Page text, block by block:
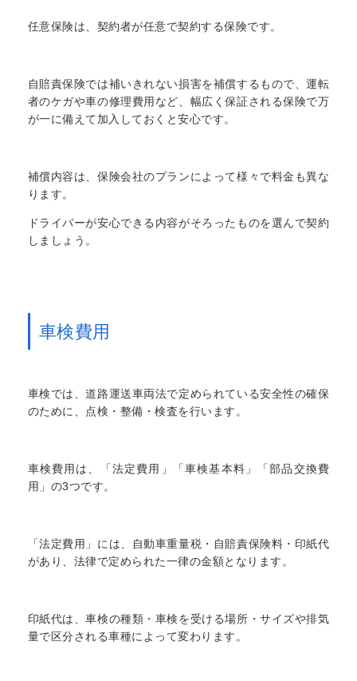
任意保険は、契約者が任意で契約する保険です。
自賠責保険では補いきれない損害を補償するもので、運転
者のケガや車の修理費用など、幅広く保証される保険で万
が一に備えて加入しておくと安心です。
補償内容は、保険会社のプランによって様々で料金も異な
ります。
ドライバーが安心できる内容がそろったものを選んで契約
しましょう。
車検費用
車検では、道路運送車両法で定められている安全性の確保
のために、点検・整備・検査を行います。
車検費用は、「法定費用」「車検基本料」「部品交換費
用」の3つです。
「法定費用」には、自動車重量税・自賠責保険料・印紙代
があり、法律で定められた一律の金額となります。
印紙代は、車検の種類・車検を受ける場所・サイズや排気
量で区分される車種によって変わります。